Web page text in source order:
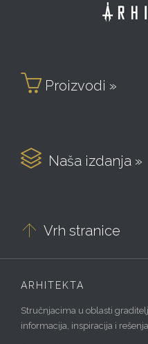
 Proizvodi »
 Naša izdanja »
 Vrh stranice
ARHITEKTA
Stručnjacima u oblasti
informacija, inspiracija i